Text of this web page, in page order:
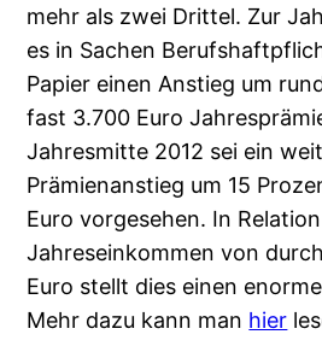
mehr als zwei Drittel. Zur
es in Sachen
Papier einen Anstieg um
fast 3.700 Euro
Jahresmitte 2012 sei ein
Prämienanstieg um 15
Euro vorgesehen. In
Jahreseinkommen von
Euro stellt dies einen
Mehr dazu kann man hier